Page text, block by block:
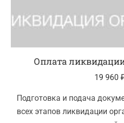
Оплата
19 960
Подготовка и подача
всех этапов ликвидации